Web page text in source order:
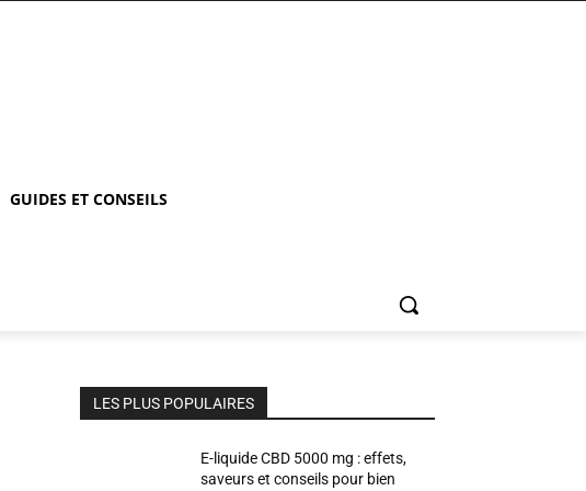
GUIDES ET CONSEILS
LES PLUS POPULAIRES
E-liquide CBD 5000 mg : effets,
saveurs et conseils pour bien